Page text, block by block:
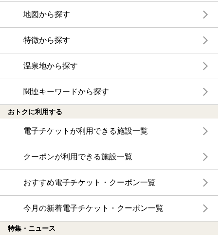
地図から探す
特徴から探す
温泉地から探す
関連キーワードから探す
おトクに利用する
電子チケットが利用できる施設一覧
クーポンが利用できる施設一覧
おすすめ電子チケット・クーポン一覧
今月の新着電子チケット・クーポン一覧
特集・ニュース